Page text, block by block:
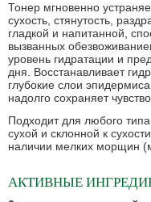
Тонер мгновенно
сухость, стянутость,
гладкой и напитанной,
вызванных
уровень гидратации и
дня. Восстанавливает
глубокие слои
надолго сохраняет
Подходит для любого
сухой и склонной к
наличии мелких морщин
АКТИВНЫЕ